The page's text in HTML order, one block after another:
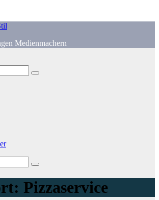
Medienmachern
Pizzaservice